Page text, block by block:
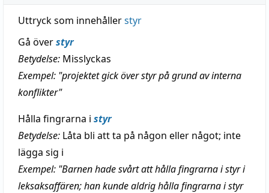
Uttryck som innehållerstyr
Gå överstyr
Betydelse: Misslyckas
Exempel: "projektet gick över styr på grund av interna
konflikter"
Hålla fingrarna i styr
Betydelse: Låta bli att ta på någon eller något; inte
lägga sig i
Exempel: "Barnen hade svårt att hålla fingrarna i styr i
leksaksaffären; han kunde aldrig hålla fingrarna i styr